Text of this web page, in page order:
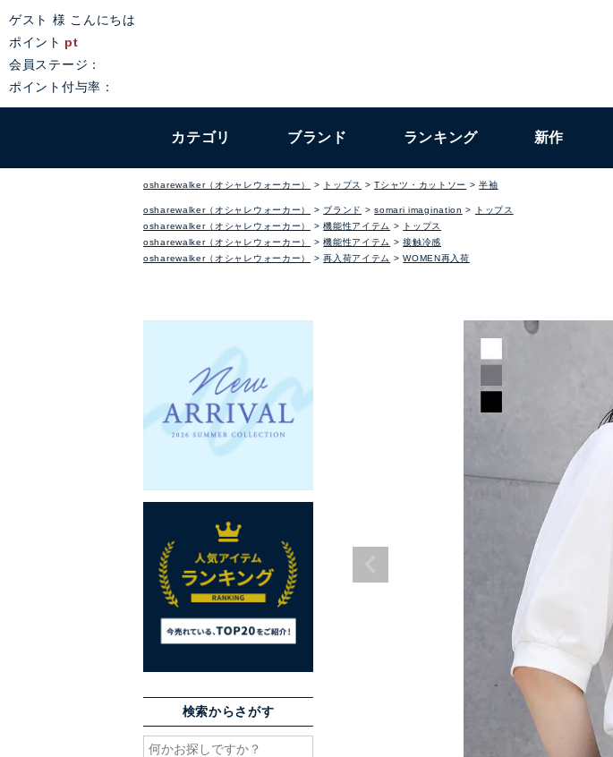
ゲスト 様 こんにちは
ポイント pt
会員ステージ：
ポイント付与率：
カテゴリ ブランド ランキング 新作
osharewalker（オシャレウォーカー） トップス Tシャツ・カットソー 半袖
osharewalker（オシャレウォーカー） ブランド somari imagination
トップス
osharewalker（オシャレウォーカー）
機能性アイテム
トップス
osharewalker（オシャレウォーカー）
機能性アイテム
接触冷感
osharewalker（オシャレウォーカー）
再入荷アイテム WOMEN再入荷
検索からさがす